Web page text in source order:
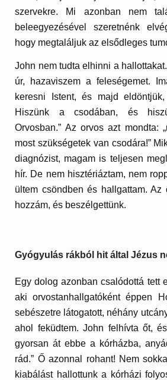
szervekre. Mi azonban nem
beleegyezésével szeretnénk
hogy megtaláljuk az elsődleges
John nem tudta elhinni a
úr, hazaviszem a feleségemet.
keresni Istent, és majd
Hiszünk a csodában, és
Orvosban.” Az orvos azt mondta:
most szükségetek van csodára!”
diagnózist, magam is teljesen
hír. De nem hisztériáztam, nem
ültem csöndben és hallgattam. Az
hozzám, és beszélgettünk.
Gyógyulás rákból hit által Jézus
Egy dolog azonban csalódottá tett
aki orvostanhallgatóként éppen
sebészetre látogatott, néhány
ahol feküdtem. John felhívta őt,
gyorsan át ebbe a kórházba,
rád.” Ő azonnal rohant! Nem
kiabálást hallottunk a kórházi